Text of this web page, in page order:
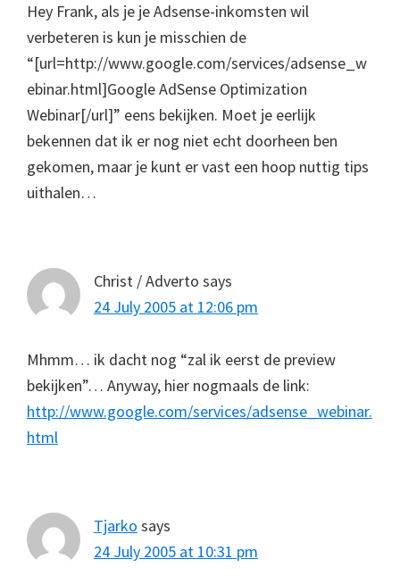
Hey Frank, als je je Adsense-inkomsten wil
verbeteren is kun je misschien de
“[url=http://www.google.com/services/adsense_w
ebinar.html]Google AdSense Optimization
Webinar[/url]” eens bekijken. Moet je eerlijk
bekennen dat ik er nog niet echt doorheen ben
gekomen, maar je kunt er vast een hoop nuttig tips
uithalen…
Christ / Adverto says
24 July 2005 at 12:06 pm
Mhmm… ik dacht nog “zal ik eerst de preview
bekijken”… Anyway, hier nogmaals de link:
http://www.google.com/services/adsense_webinar.
html
Tjarko says
24 July 2005 at 10:31 pm